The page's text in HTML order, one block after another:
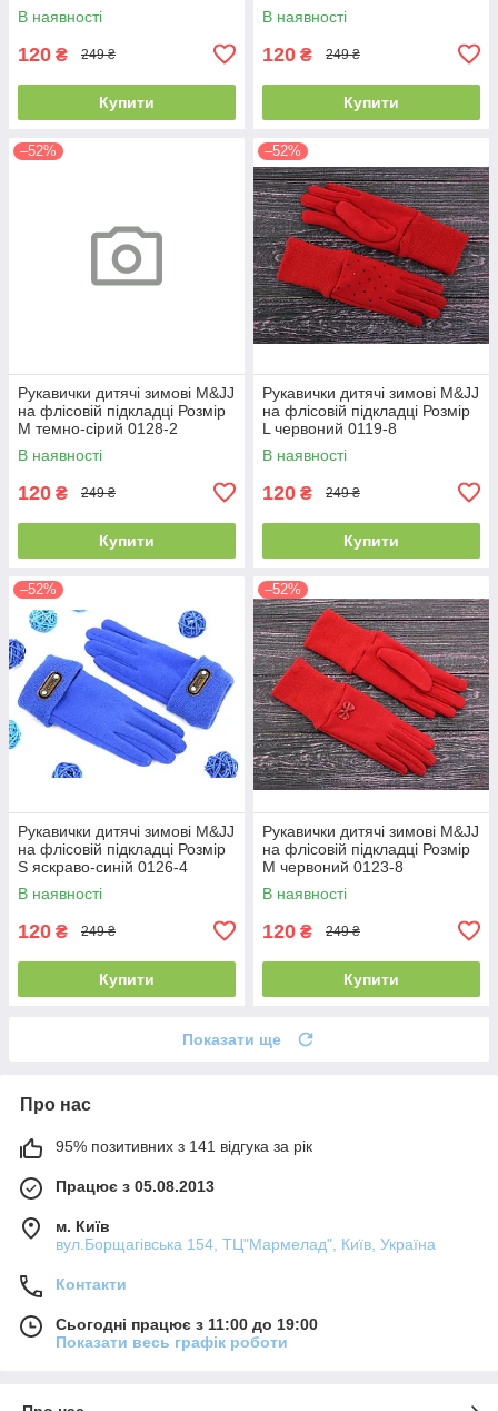
В наявності
120 ₴ 249 ₴
Купити
В наявності
120 ₴ 249 ₴
Купити
–52%
Рукавички дитячі зимові M&JJ
на флісовій підкладці Розмір
M темно-сірий 0128-2
В наявності
120 ₴ 249 ₴
Купити
–52%
Рукавички дитячі зимові M&JJ
на флісовій підкладці Розмір
L червоний 0119-8
В наявності
120 ₴ 249 ₴
Купити
–52%
Рукавички дитячі зимові M&JJ
на флісовій підкладці Розмір
S яскраво-синій 0126-4
В наявності
120 ₴ 249 ₴
Купити
–52%
Рукавички дитячі зимові M&JJ
на флісовій підкладці Розмір
M червоний 0123-8
В наявності
120 ₴ 249 ₴
Купити
Показати ще
Про нас
95% позитивних з 141 відгука за рік
Працює з 05.08.2013
м. Київ
вул.Борщагівська 154, ТЦ"Мармелад", Київ, Україна
Контакти
Сьогодні працює з 11:00 до 19:00
Показати весь графік роботи